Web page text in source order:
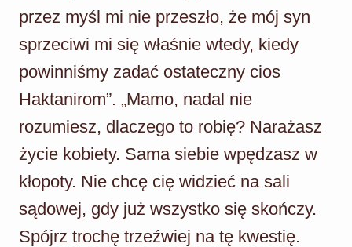
przez myśl mi nie przeszło, że mój syn
sprzeciwi mi się właśnie wtedy, kiedy
powinniśmy zadać ostateczny cios
Haktanirom”. „Mamo, nadal nie
rozumiesz, dlaczego to robię? Narażasz
życie kobiety. Sama siebie wpędzasz w
kłopoty. Nie chcę cię widzieć na sali
sądowej, gdy już wszystko się skończy.
Spójrz trochę trzeźwiej na tę kwestię.